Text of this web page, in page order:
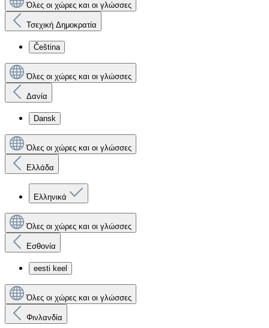
Όλες οι χώρες και οι γλώσσες
Τσεχική Δημοκρατία
Čeština
Όλες οι χώρες και οι γλώσσες
Δανία
Dansk
Όλες οι χώρες και οι γλώσσες
Ελλάδα
Ελληνικά
Όλες οι χώρες και οι γλώσσες
Εσθονία
eesti keel
Όλες οι χώρες και οι γλώσσες
Φινλανδία